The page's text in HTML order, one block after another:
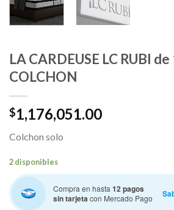
LA CARDEUSE LC RUBI
COLCHON
$1,176,051.00
Colchon solo
2 disponibles
Compra en hasta12 pagos
sin tarjetacon Mercado Pago